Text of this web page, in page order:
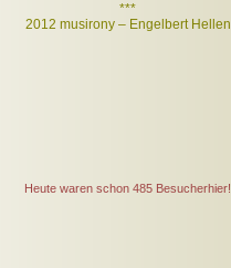
***
2012 musirony – Engelbert Hellen
Heute waren schon 485 Besucherhier!